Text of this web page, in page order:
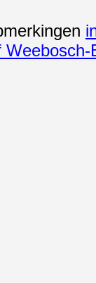
Weebosch-